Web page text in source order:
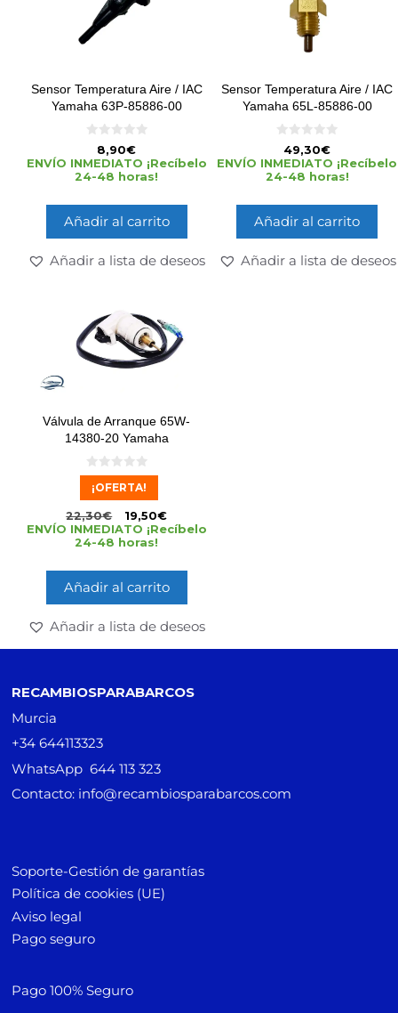
Sensor Temperatura Aire / IAC
Yamaha 63P-85886-00
e
5
8,90€
ENVÍO INMEDIATO ¡Recíbelo
24-48 horas!
Añadir al carrito
Añadir a lista de deseos
Sensor Temperatura Aire / IAC
Yamaha 65L-85886-00
e
5
49,30€
ENVÍO INMEDIATO ¡Recíbelo
24-48 horas!
Añadir al carrito
Añadir a lista de deseos
Válvula de Arranque 65W-
14380-20 Yamaha
0
e
5
¡OFERTA!
22,30€ 19,50€
ENVÍO INMEDIATO ¡Recíbelo
24-48 horas!
Añadir al carrito
Añadir a lista de deseos
RECAMBIOSPARABARCOS
Murcia
+34 644113323
WhatsApp 644 113 323
Contacto: info@recambiosparabarcos.com
Soporte-Gestión de garantías
Política de cookies (UE)
Aviso legal
Pago seguro
Pago 100% Seguro